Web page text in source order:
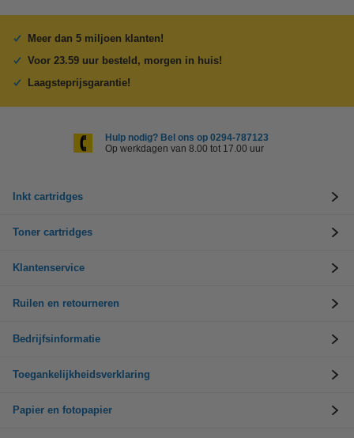
Meer dan 5 miljoen klanten!
Voor 23.59 uur besteld, morgen in huis!
Laagsteprijsgarantie!
Hulp nodig? Bel ons op 0294-787123
Op werkdagen van 8.00 tot 17.00 uur
Inkt cartridges
Toner cartridges
Klantenservice
Ruilen en retourneren
Bedrijfsinformatie
Toegankelijkheidsverklaring
Papier en fotopapier